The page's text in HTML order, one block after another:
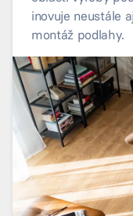
inovuje neustále
montáž podlahy.